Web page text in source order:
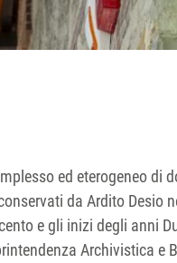
ed eterogeneo di
da Ardito Desio
e gli inizi degli anni
Archivistica e